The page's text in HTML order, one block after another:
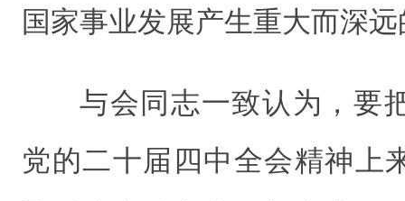
国家事业发展产生重大而深
与会同志一致认为，要
党的二十届四中全会精神上